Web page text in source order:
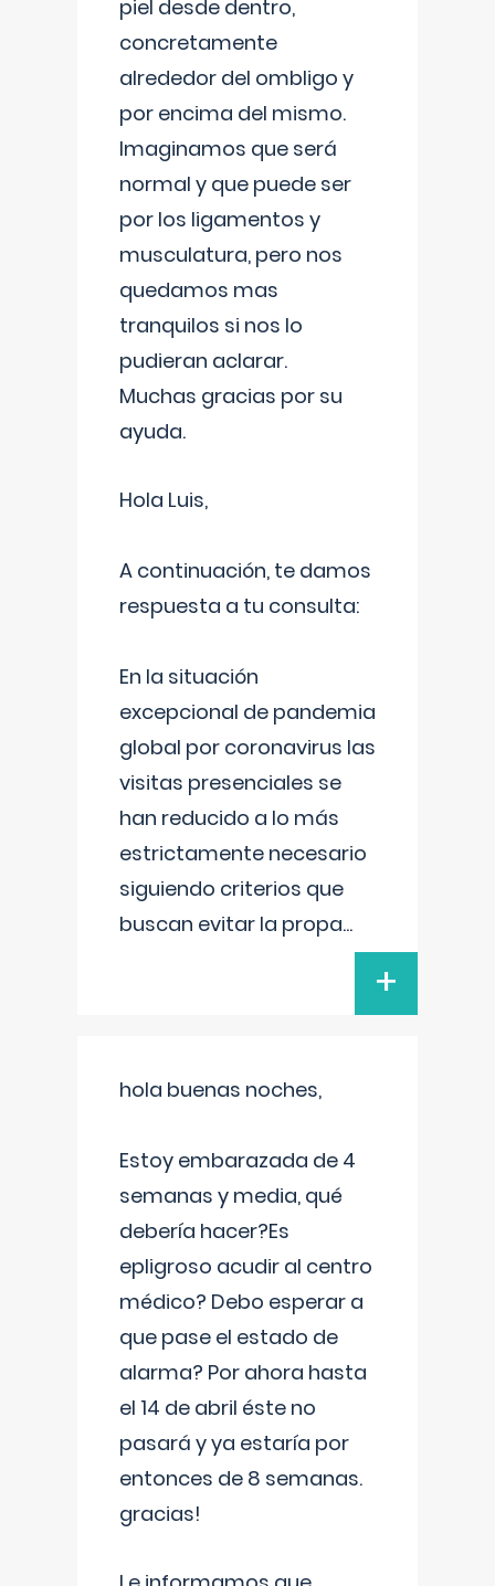
piel desde dentro,
concretamente
alrededor del ombligo y
por encima del mismo.
Imaginamos que será
normal y que puede ser
por los ligamentos y
musculatura, pero nos
quedamos mas
tranquilos si nos lo
pudieran aclarar.
Muchas gracias por su
ayuda.
Hola Luis,
A continuación, te damos
respuesta a tu consulta:
En la situación
excepcional de pandemia
global por coronavirus las
visitas presenciales se
han reducido a lo más
estrictamente necesario
siguiendo criterios que
buscan evitar la propa...
+
hola buenas noches,
Estoy embarazada de 4
semanas y media, qué
debería hacer?Es
epligroso acudir al centro
médico? Debo esperar a
que pase el estado de
alarma? Por ahora hasta
el 14 de abril éste no
pasará y ya estaría por
entonces de 8 semanas.
gracias!